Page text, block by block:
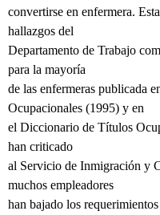
convertirse en enfermera.
hallazgos del
Departamento de Trabajo
para la mayoría
de las enfermeras publicada
Ocupacionales (1995) y en
el Diccionario de Títulos
han criticado
al Servicio de Inmigración y
muchos empleadores
han bajado los